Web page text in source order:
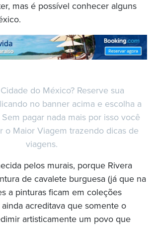
mas é possível conhecer alguns
do México? Reserve sua
no banner acima e escolha a
pagar nada mais por isso você
o Maior Viagem trazendo dicas de
viagens.
pelos murais, porque Rivera
de cavalete burguesa (já que na
a pinturas ficam em coleções
ainda acreditava que somente o
artisticamente um povo que